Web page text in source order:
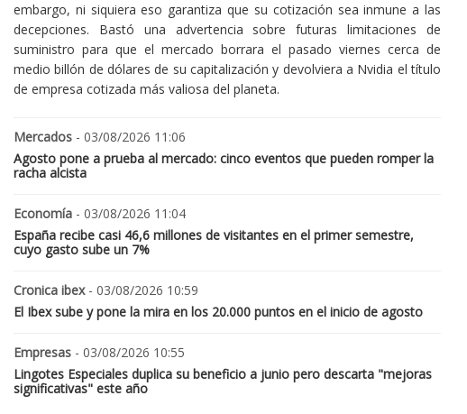
embargo, ni siquiera eso garantiza que su cotización sea inmune a las
decepciones. Bastó una advertencia sobre futuras limitaciones de
suministro para que el mercado borrara el pasado viernes cerca de
medio billón de dólares de su capitalización y devolviera a Nvidia el título
de empresa cotizada más valiosa del planeta.
Mercados - 03/08/2026 11:06
Agosto pone a prueba al mercado: cinco eventos que pueden romper la
racha alcista
Economía - 03/08/2026 11:04
España recibe casi 46,6 millones de visitantes en el primer semestre,
cuyo gasto sube un 7%
Cronica ibex- 03/08/2026 10:59
El Ibex sube y pone la mira en los 20.000 puntos en el inicio de agosto
Empresas - 03/08/2026 10:55
Lingotes Especiales duplica su beneficio a junio pero descarta "mejoras
significativas" este año